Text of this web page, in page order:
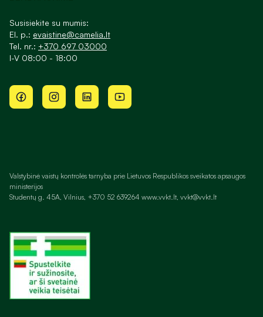
Susisiekite su mumis:
El. p.: evaistine@camelia.lt
Tel. nr.: +370 697 03000
I-V 08:00 - 18:00
Valstybinė vaistų kontrolės tarnyba prie Lietuvos Respublikos sveikatos apsaugos
ministerijos
Studentų g. 45A, Vilnius, +370 52 639264 www.vvkt.lt, vvkt@vvkt.lt